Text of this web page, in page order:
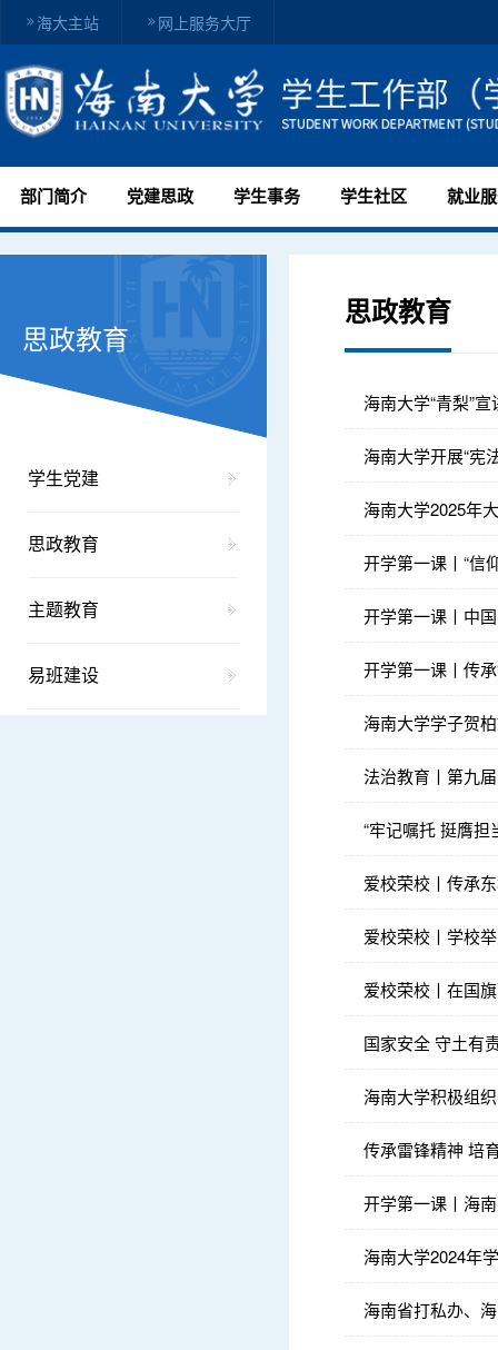
海大主站 网上服务大厅
部门简介 党建思政 学生事务 学生社区 就业
思政教育
学生党建
思政教育
主题教育
易班建设
思政教育
海南大学“青梨”
海南大学开展“宪
海南大学2025年
开学第一课丨“信
开学第一课丨中
开学第一课丨传
海南大学学子贺
法治教育丨第九
“牢记嘱托 挺膺
爱校荣校丨传承
爱校荣校丨学校
爱校荣校丨在国
国家安全 守土有
海南大学积极组
传承雷锋精神 培
开学第一课丨海
海南大学2024年
海南省打私办、